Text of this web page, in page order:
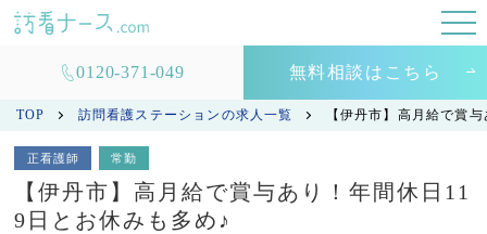
0120-371-049 無料相談はこちら
TOP 訪問看護ステーションの求人一覧 【伊丹市】高月給で賞
正看護師 常勤
【伊丹市】高月給で賞与あり！年間休日11
9日とお休みも多め♪